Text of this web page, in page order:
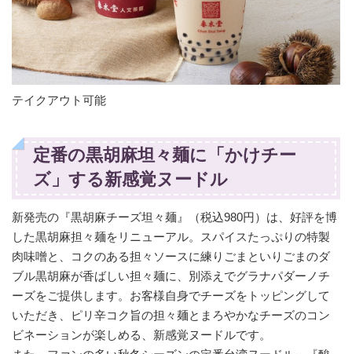
テイクアウト可能
定番の黒胡麻坦々麺に「かけチー
ズ」する新感覚ヌードル
新発売の『黒胡麻チーズ坦々麺』（税込980円）は、好評を博
した黒胡麻担々麺をリニューアル。スパイスたっぷりの特製
肉味噌と、コクのある担々ソースに練りごまといりごまのダ
ブル黒胡麻が香ばしい担々麺に、別添えでグラナパダーノチ
ーズをご提供します。お客様自身でチーズをトッピングして
いただき、ピリ辛コク旨の担々麺とまろやかなチーズのコン
ビネーションが楽しめる、新感覚ヌードルです。